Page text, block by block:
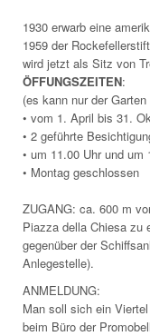
1930 erwarb eine
1959 der
wird jetzt als Sitz von
ÖFFUNGSZEITEN:
(es kann nur der
• vom 1. April bis 31.
• 2 geführte
• um 11.00 Uhr und um
• Montag geschlossen
ZUGANG: ca. 600 m
Piazza della Chiesa zu
gegenüber der
Anlegestelle).
ANMELDUNG:
Man soll sich ein
beim Büro der